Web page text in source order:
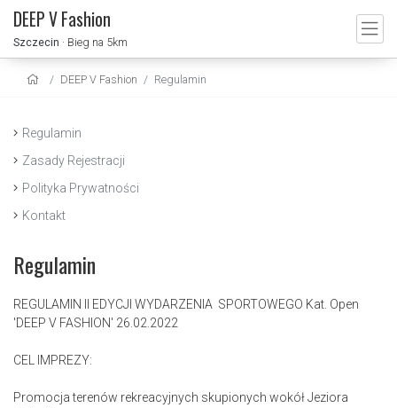
DEEP V Fashion
Szczecin · Bieg na 5km
DEEP V Fashion Regulamin
Regulamin
Zasady Rejestracji
Polityka Prywatności
Kontakt
Regulamin
REGULAMIN II EDYCJI WYDARZENIA SPORTOWEGO Kat. Open
'DEEP V FASHION' 26.02.2022
CEL IMPREZY:
Promocja terenów rekreacyjnych skupionych wokół Jeziora